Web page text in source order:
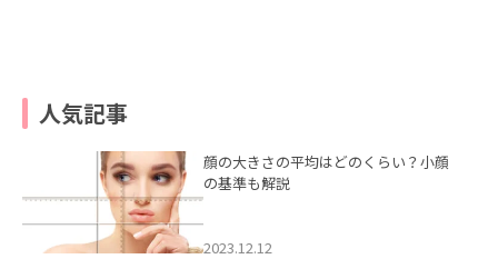
人気記事
顔の大きさの平均はどのくらい？小顔
の基準も解説
2023.12.12